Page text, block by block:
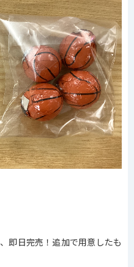
即日完売！追加で用意したも